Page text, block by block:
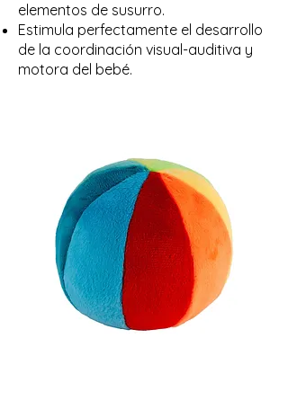
elementos de susurro.
Estimula perfectamente el desarrollo
de la coordinación visual-auditiva y
motora del bebé.